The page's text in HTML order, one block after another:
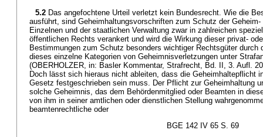
5.2 Das angefochtene Urteil verletzt kein Bundesrecht. Wie die
ausführt, sind Geheimhaltungsvorschriften zum Schutz der
Einzelnen und der staatlichen Verwaltung zwar in zahlreichen
öffentlichen Rechts verankert und wird die Wirkung dieser privat-
Bestimmungen zum Schutz besonders wichtiger Rechtsgüter
dieses einzelne Kategorien von Geheimnisverletzungen unter
(OBERHOLZER, in: Basler Kommentar, Strafrecht, Bd. II, 3. Aufl.
Doch lässt sich hieraus nicht ableiten, dass die Geheimhaltepflicht
Gesetz festgeschrieben sein muss. Der Pflicht zur Geheimhaltung
solche Geheimnis, das dem Behördenmitglied oder Beamten in
von ihm in seiner amtlichen oder dienstlichen Stellung
beamtenrechtliche oder
BGE 142 IV 65 S. 69